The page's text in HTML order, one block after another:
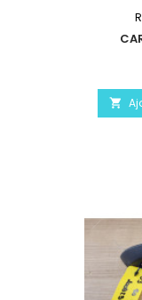
